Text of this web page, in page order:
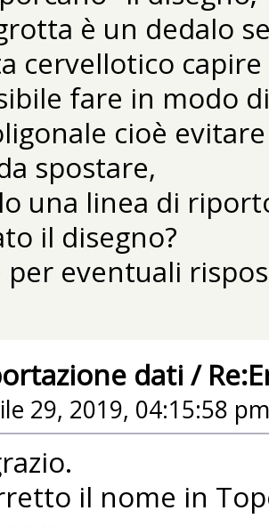
è un dedalo
cervellotico
fare in modo
cioè
spostare,
una linea di
il disegno?
per eventuali
dati /
29, 2019, 04:15:58
il nome in